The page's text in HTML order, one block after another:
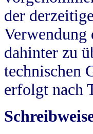
der
dahinter zu
technischen
erfolgt nach